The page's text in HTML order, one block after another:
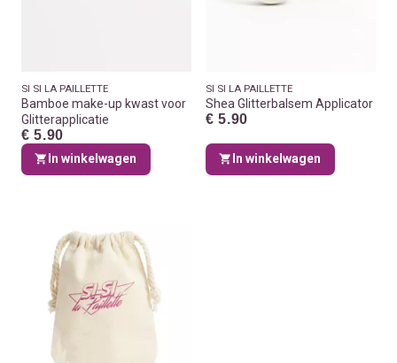
SI SI LA PAILLETTE
Bamboe make-up kwast voor
Glitterapplicatie
€ 5.90
In winkelwagen
SI SI LA PAILLETTE
Shea Glitterbalsem Applicator
€ 5.90
In winkelwagen